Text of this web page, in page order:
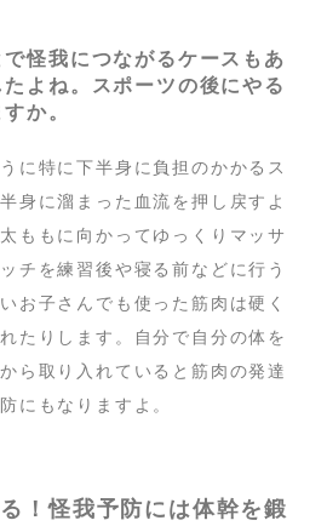
怪我につながるケースもあ
よね。スポーツの後にやる
か。
に特に下半身に負担のかかるス
身に溜まった血流を押し戻すよ
ももに向かってゆっくりマッサ
チを練習後や寝る前などに行う
お子さんでも使った筋肉は硬く
たりします。自分で自分の体を
ら取り入れていると筋肉の発達
にもなりますよ。
！怪我予防には体幹を鍛